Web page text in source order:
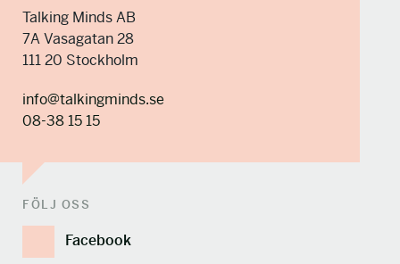
Talking Minds AB
7A Vasagatan 28
111 20 Stockholm
info@talkingminds.se
08-38 15 15
FÖLJ OSS
Facebook